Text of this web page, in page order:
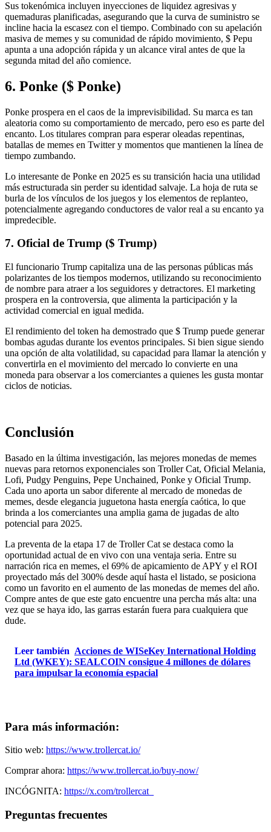
Sus tokenómica incluyen inyecciones de liquidez agresivas y
quemaduras planificadas, asegurando que la curva de suministro se
incline hacia la escasez con el tiempo. Combinado con su apelación
masiva de memes y su comunidad de rápido movimiento, $ Pepu
apunta a una adopción rápida y un alcance viral antes de que la
segunda mitad del año comience.
6. Ponke ($ Ponke)
Ponke prospera en el caos de la imprevisibilidad. Su marca es tan
aleatoria como su comportamiento de mercado, pero eso es parte del
encanto. Los titulares compran para esperar oleadas repentinas,
batallas de memes en Twitter y momentos que mantienen la línea de
tiempo zumbando.
Lo interesante de Ponke en 2025 es su transición hacia una utilidad
más estructurada sin perder su identidad salvaje. La hoja de ruta se
burla de los vínculos de los juegos y los elementos de replanteo,
potencialmente agregando conductores de valor real a su encanto ya
impredecible.
7. Oficial de Trump ($ Trump)
El funcionario Trump capitaliza una de las personas públicas más
polarizantes de los tiempos modernos, utilizando su reconocimiento
de nombre para atraer a los seguidores y detractores. El marketing
prospera en la controversia, que alimenta la participación y la
actividad comercial en igual medida.
El rendimiento del token ha demostrado que $ Trump puede generar
bombas agudas durante los eventos principales. Si bien sigue siendo
una opción de alta volatilidad, su capacidad para llamar la atención y
convertirla en el movimiento del mercado lo convierte en una
moneda para observar a los comerciantes a quienes les gusta montar
ciclos de noticias.
Conclusión
Basado en la última investigación, las mejores monedas de memes
nuevas para retornos exponenciales son Troller Cat, Oficial Melania,
Lofi, Pudgy Penguins, Pepe Unchained, Ponke y Oficial Trump.
Cada uno aporta un sabor diferente al mercado de monedas de
memes, desde elegancia juguetona hasta energía caótica, lo que
brinda a los comerciantes una amplia gama de jugadas de alto
potencial para 2025.
La preventa de la etapa 17 de Troller Cat se destaca como la
oportunidad actual de en vivo con una ventaja seria. Entre su
narración rica en memes, el 69% de apicamiento de APY y el ROI
proyectado más del 300% desde aquí hasta el listado, se posiciona
como un favorito en el aumento de las monedas de memes del año.
Compre antes de que este gato encuentre una percha más alta: una
vez que se haya ido, las garras estarán fuera para cualquiera que
dude.
Leer también Acciones de WISeKey International Holding
Ltd (WKEY): SEALCOIN consigue 4 millones de dólares
para impulsar la economía espacial
Para más información:
Sitio web: https://www.trollercat.io/
Comprar ahora: https://www.trollercat.io/buy-now/
INCÓGNITA: https://x.com/trollercat_
Preguntas frecuentes